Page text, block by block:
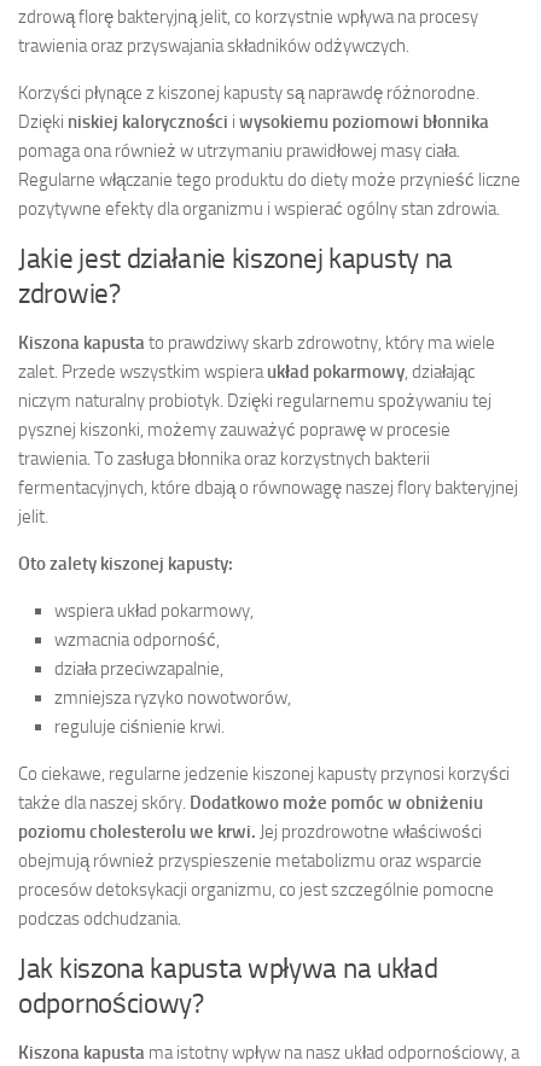
zdrową florę bakteryjną jelit, co korzystnie wpływa na procesy
trawienia oraz przyswajania składników odżywczych.
Korzyści płynące z kiszonej kapusty są naprawdę różnorodne.
Dzięki niskiej kaloryczności i wysokiemu poziomowi błonnika
pomaga ona również w utrzymaniu prawidłowej masy ciała.
Regularne włączanie tego produktu do diety może przynieść liczne
pozytywne efekty dla organizmu i wspierać ogólny stan zdrowia.
Jakie jest działanie kiszonej kapusty na
zdrowie?
Kiszona kapustato prawdziwy skarb zdrowotny, który ma wiele
zalet. Przede wszystkim wspieraukład pokarmowy, działając
niczym naturalny probiotyk. Dzięki regularnemu spożywaniu tej
pysznej kiszonki, możemy zauważyć poprawę w procesie
trawienia. To zasługa błonnika oraz korzystnych bakterii
fermentacyjnych, które dbają o równowagę naszej flory bakteryjnej
jelit.
Oto zalety kiszonej kapusty:
wspiera układ pokarmowy,
wzmacnia odporność,
działa przeciwzapalnie,
zmniejsza ryzyko nowotworów,
reguluje ciśnienie krwi.
Co ciekawe, regularne jedzenie kiszonej kapusty przynosi korzyści
także dla naszej skóry. Dodatkowo może pomóc w obniżeniu
poziomu cholesterolu we krwi. Jej prozdrowotne właściwości
obejmują również przyspieszenie metabolizmu oraz wsparcie
procesów detoksykacji organizmu, co jest szczególnie pomocne
podczas odchudzania.
Jak kiszona kapusta wpływa na układ
odpornościowy?
Kiszona kapusta ma istotny wpływ na nasz układ odpornościowy, a